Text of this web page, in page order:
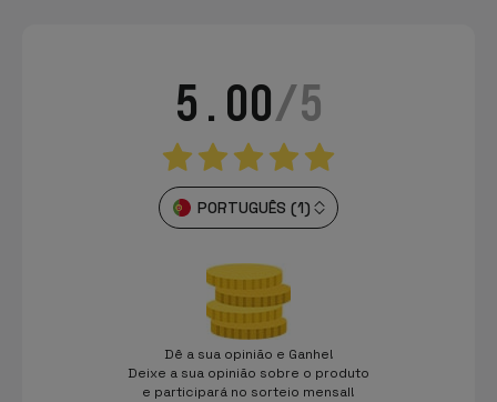
5.00/5
PORTUGUÊS (1)
Dê a sua opinião e Ganhe!
Deixe a sua opinião sobre o produto
e participará no sorteio mensal!